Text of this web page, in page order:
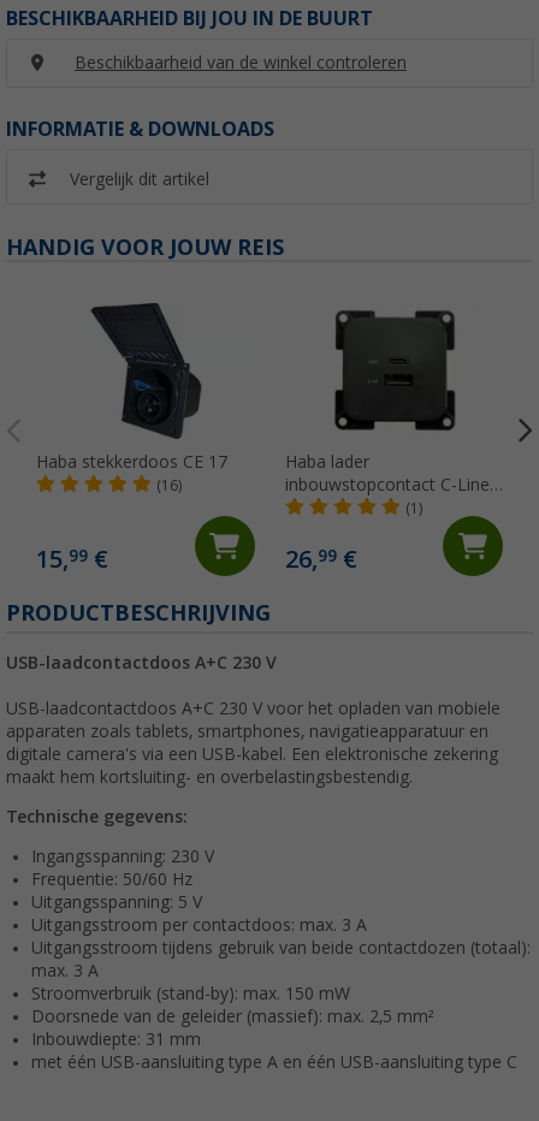
BESCHIKBAARHEID BIJ JOU IN DE BUURT
Beschikbaarheid van de winkel controleren
INFORMATIE & DOWNLOADS
Vergelijk dit artikel
HANDIG VOOR JOUW REIS
Haba stekkerdoos CE 17
(16)
15,99 €
Haba lader
inbouwstopcontact C-Line
dual USB-A en USB-C 10-24
(1)
26,99€
PRODUCTBESCHRIJVING
USB-laadcontactdoos A+C 230 V
USB-laadcontactdoos A+C 230 V voor het opladen van mobiele
apparaten zoals tablets, smartphones, navigatieapparatuur en
digitale camera's via een USB-kabel. Een elektronische zekering
maakt hem kortsluiting- en overbelastingsbestendig.
Technische gegevens:
Ingangsspanning: 230 V
Frequentie: 50/60 Hz
Uitgangsspanning: 5 V
Uitgangsstroom per contactdoos: max. 3 A
Uitgangsstroom tijdens gebruik van beide contactdozen (totaal):
max. 3 A
Stroomverbruik (stand-by): max. 150 mW
Doorsnede van de geleider (massief): max. 2,5 mm²
Inbouwdiepte: 31 mm
met één USB-aansluiting type A en één USB-aansluiting type C